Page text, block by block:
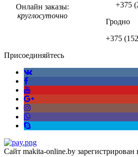
Онлайн заказы:
круглосуточно
+375
Гродно
+375
Присоединяйтесь
Сайт makita-online.by зарегистрирован